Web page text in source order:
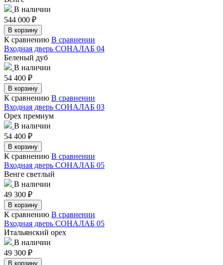
В наличии
544 000 ₽
В корзину
К сравнению В сравнении
Входная дверь СОНАЛАБ 04
Беленый дуб
В наличии
54 400 ₽
В корзину
К сравнению В сравнении
Входная дверь СОНАЛАБ 03
Орех премиум
В наличии
54 400 ₽
В корзину
К сравнению В сравнении
Входная дверь СОНАЛАБ 05
Венге светлый
В наличии
49 300 ₽
В корзину
К сравнению В сравнении
Входная дверь СОНАЛАБ 05
Итальянский орех
В наличии
49 300 ₽
В корзину